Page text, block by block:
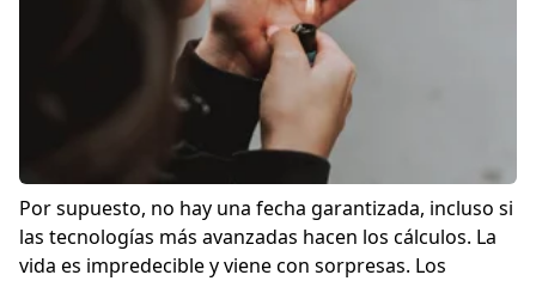
Por supuesto, no hay una fecha garantizada, incluso si
las tecnologías más avanzadas hacen los cálculos. La
vida es impredecible y viene con sorpresas. Los